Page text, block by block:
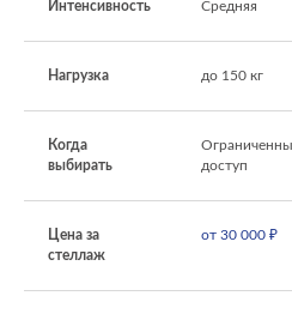
Интенсивность Средняя
Нагрузка до 150 кг
Когда
выбирать
доступ
Цена за
стеллаж
от 30 000 ₽